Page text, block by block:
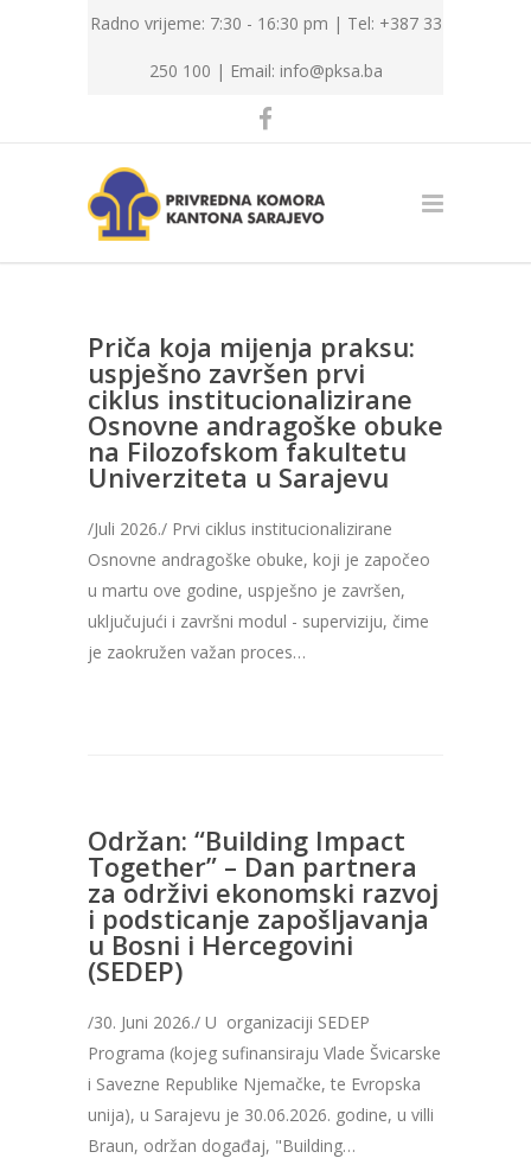
Radno vrijeme: 7:30 - 16:30 pm | Tel: +387 33
250 100 | Email: info@pksa.ba
Priča koja mijenja praksu:
uspješno završen prvi
ciklus institucionalizirane
Osnovne andragoške obuke
na Filozofskom fakultetu
Univerziteta u Sarajevu
/Juli 2026./ Prvi ciklus institucionalizirane
Osnovne andragoške obuke, koji je započeo
u martu ove godine, uspješno je završen,
uključujući i završni modul - superviziju, čime
je zaokružen važan proces…
Održan: “Building Impact
Together” – Dan partnera
za održivi ekonomski razvoj
i podsticanje zapošljavanja
u Bosni i Hercegovini
(SEDEP)
/30. Juni 2026./ U organizaciji SEDEP
Programa (kojeg sufinansiraju Vlade Švicarske
i Savezne Republike Njemačke, te Evropska
unija), u Sarajevu je 30.06.2026. godine, u villi
Braun, održan događaj, "Building…